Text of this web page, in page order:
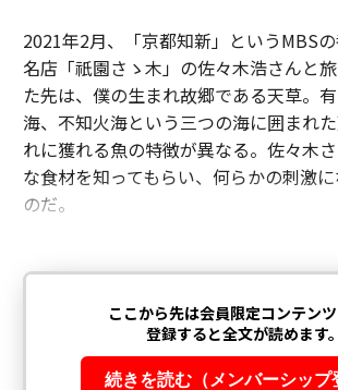
2021年2月、「京都知新」というMBSの
名店「祇園さゝ木」の佐々木浩さんと
た先は、僕の生まれ故郷である天草。
海、不知火海という三つの海に囲まれ
れに獲れる魚の特徴が異なる。佐々木
な食材を知ってもらい、何らかの刺激
のだ。